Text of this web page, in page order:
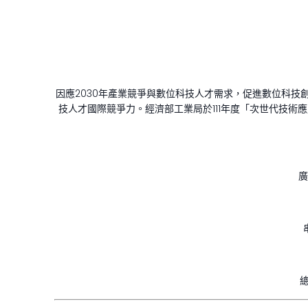
因應2030年產業競爭與數位科技人才需求，促進數位科技
技人才國際競爭力。經濟部工業局於111年度「次世代技